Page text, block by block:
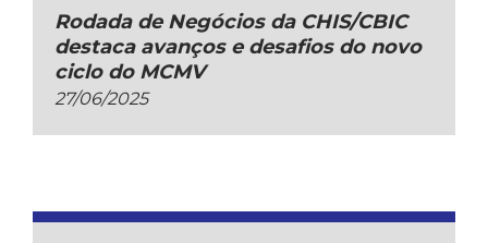
Rodada de Negócios da CHIS/CBIC
destaca avanços e desafios do novo
ciclo do MCMV
27/06/2025